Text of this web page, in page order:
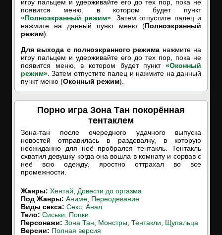
игру пальцем и удерживайте его до тех пор, пока не
появится меню, в котором будет пункт
«Полноэкранный режим» . Затем отпустите палец и
нажмите на данный пункт меню (Полноэкранный
режим).
Для выхода с полноэкранного режима нажмите на
игру пальцем и удерживайте его до тех пор, пока не
появится меню, в котором будет пункт «Оконный
режим» . Затем отпустите палец и нажмите на данный
пункт меню (Оконный режим).
Порно игра Зона Тан покорённая
тентаклем
Зона-тан после очередного удачного выпуска
новостей отправилась в раздевалку, в которую
неожиданно для неё пробрался тентакль. Тентакль
схватил девушку когда она вошла в комнату и сорвав с
неё всю одежду, яростно оттрахал во все
промежности.
Жанры: Хентай
Довести до оргазма
Под Жанры: Аниме Переодевание
Виды секса: Секс Анал
Тело: Сиськи
Попки
Персонажи: Зона Тан Монстры Тентакли
Щупальца
Версии: Полная версия